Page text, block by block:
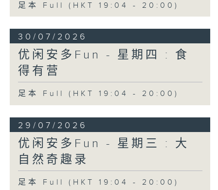
足本 Full (HKT 19:04 - 20:00)
30/07/2026
优闲安多Fun - 星期四 : 食
得有营
足本 Full (HKT 19:04 - 20:00)
29/07/2026
优闲安多Fun - 星期三 : 大
自然奇趣录
足本 Full (HKT 19:04 - 20:00)